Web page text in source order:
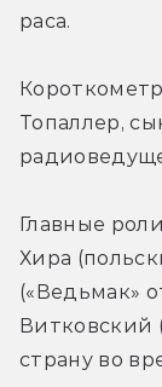
раса.
Топаллер,
Главные
Хира
(«Ведьмак»
Витковский
страну во